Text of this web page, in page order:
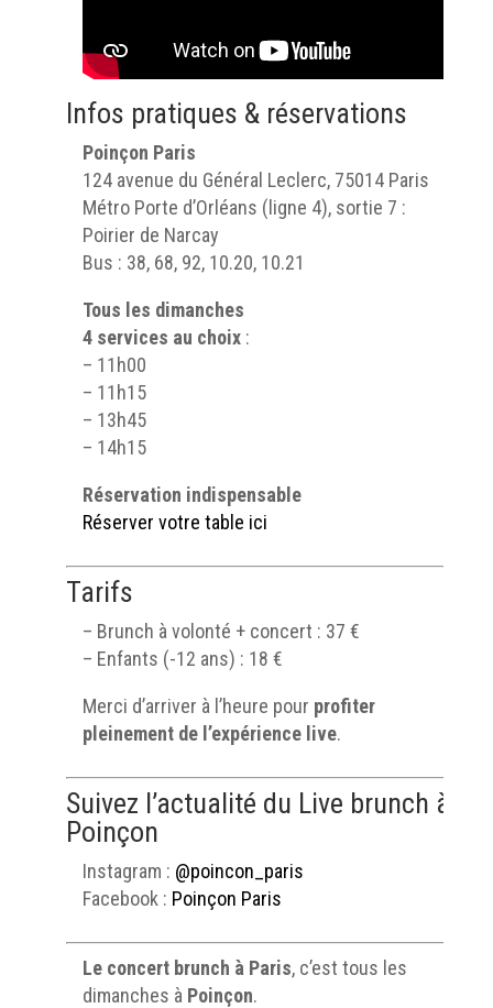
Infos pratiques & réservations
Poinçon Paris
124 avenue du Général Leclerc, 75014 Paris
Métro Porte d’Orléans (ligne 4), sortie 7 :
Poirier de Narcay
Bus : 38, 68, 92, 10.20, 10.21
Tous les dimanches
4 services au choix:
– 11h00
– 11h15
– 13h45
– 14h15
Réservation indispensable
Réserver votre table ici
Tarifs
– Brunch à volonté + concert : 37 €
– Enfants (-12 ans) : 18 €
Merci d’arriver à l’heure pour profiter
pleinement de l’expérience live.
Suivez l’actualité du Live brunch à
Poinçon
Instagram : @poincon_paris
Facebook : Poinçon Paris
Le concert brunch à Paris, c’est tous les
dimanches à Poinçon.